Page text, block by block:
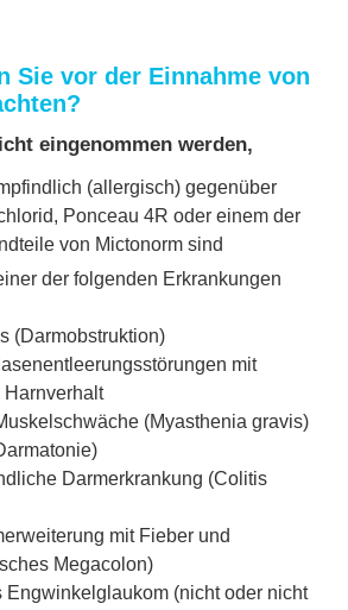
Sie vor der Einnahme von
eingenommen werden,
(allergisch) gegenüber
Ponceau 4R oder einem der
von Mictonorm sind
der folgenden Erkrankungen
(Darmobstruktion)
mit
Harnverhalt
(Myasthenia gravis)
Darmerkrankung (Colitis
mit Fieber und
Megacolon)
Engwinkelglaukom (nicht oder nicht